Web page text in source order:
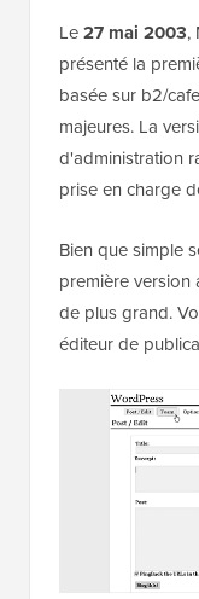
Le27 mai 2003,
présenté la
basée sur b2/
majeures. La
d'administration
prise en charge
Bien que simple
première version
de plus grand.
éditeur de